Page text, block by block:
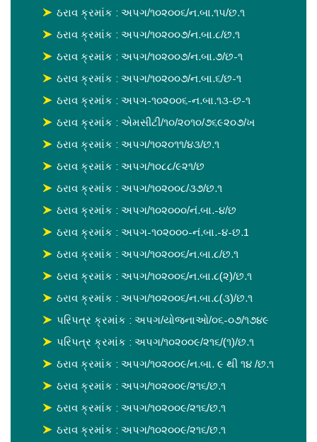
ઠરાવ ક્રમાંક : અપગ/૧૦૨૦૦૬/ન.બા.૧૫/છ.૧
ઠરાવ ક્રમાંક : અપગ/૧૦૨૦૦૭/ન.બા.૮/છ.૧
ઠરાવ ક્રમાંક : અપગ/૧૦૨૦૦૭/ન.બા.૭/છ-૧
ઠરાવ ક્રમાંક : અપગ/૧૦૨૦૦૭/ન.બા.૬/છ-૧
ઠરાવ ક્રમાંક : અપગ-૧૦૨૦૦૬-ન.બા.૧૩-છ-૧
ઠરાવ ક્રમાંક : એમસીટી/૧૦/૨૦૧૦/૭૬૯૨૦૭/ખ
ઠરાવ ક્રમાંક : અપગ/૧૦૨૦૧૧/૪૩/છ.૧
ઠરાવ ક્રમાંક : અપગ/૧૦૮૮/૯૨૧/છ
ઠરાવ ક્રમાંક : અપગ/૧૦૨૦૦૮/૩૭/છ.૧
ઠરાવ ક્રમાંક : અપગ/૧૦૨૦૦૦/નં.બા.-૪/છ
ઠરાવ ક્રમાંક : અપગ-૧૦૨૦૦૦-નં.બા.-૪-છ.1
ઠરાવ ક્રમાંક : અપગ/૧૦૨૦૦૬/ન.બા.૮/છ.૧
ઠરાવ ક્રમાંક : અપગ/૧૦૨૦૦૬/ન.બા.૮(૨)/છ.૧
ઠરાવ ક્રમાંક : અપગ/૧૦૨૦૦૬/ન.બા.૮(૩)/છ.૧
પરિપત્ર ક્રમાંક : અપગ/યોજનાઓ/૦૬-૦૭/૧૭૪૯
પરિપત્ર ક્રમાંક : અપગ/૧૦૨૦૦૯/૨૧૬/(૧)/છ.૧
ઠરાવ ક્રમાંક : અપગ/૧૦૨૦૦૯/ન.બા. ૯ થી ૧૪ /છ.૧
ઠરાવ ક્રમાંક : અપગ/૧૦૨૦૦૯/૨૧૬/છ.૧
ઠરાવ ક્રમાંક : અપગ/૧૦૨૦૦૯/૨૧૬/છ.૧
ઠરાવ ક્રમાંક : અપગ/૧૦૨૦૦૯/૨૧૬/છ.૧